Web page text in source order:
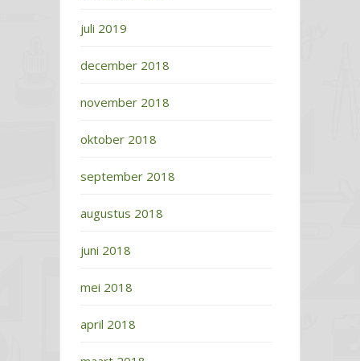
juli 2019
december 2018
november 2018
oktober 2018
september 2018
augustus 2018
juni 2018
mei 2018
april 2018